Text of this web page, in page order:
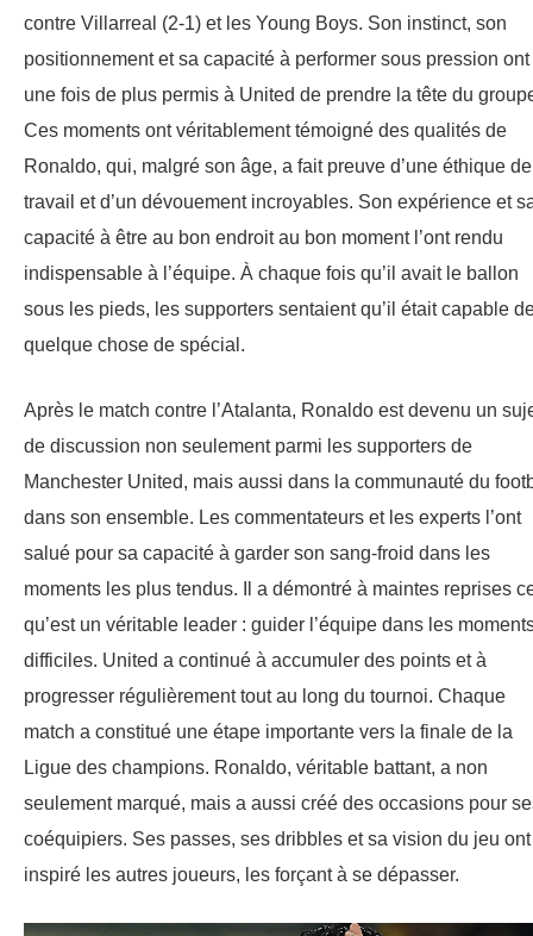
contre Villarreal (2-1) et les Young Boys. Son instinct, son
positionnement et sa capacité à performer sous pression ont
une fois de plus permis à United de prendre la tête du
Ces moments ont véritablement témoigné des qualités de
Ronaldo, qui, malgré son âge, a fait preuve d’une éthique de
travail et d’un dévouement incroyables. Son expérience et
capacité à être au bon endroit au bon moment l’ont rendu
indispensable à l’équipe. À chaque fois qu’il avait le ballon
sous les pieds, les supporters sentaient qu’il était capable
quelque chose de spécial.
Après le match contre l’Atalanta, Ronaldo est devenu un
de discussion non seulement parmi les supporters de
Manchester United, mais aussi dans la communauté du
dans son ensemble. Les commentateurs et les experts l’ont
salué pour sa capacité à garder son sang-froid dans les
moments les plus tendus. Il a démontré à maintes reprises
qu’est un véritable leader : guider l’équipe dans les
difficiles. United a continué à accumuler des points et à
progresser régulièrement tout au long du tournoi. Chaque
match a constitué une étape importante vers la finale de la
Ligue des champions. Ronaldo, véritable battant, a non
seulement marqué, mais a aussi créé des occasions pour
coéquipiers. Ses passes, ses dribbles et sa vision du jeu ont
inspiré les autres joueurs, les forçant à se dépasser.